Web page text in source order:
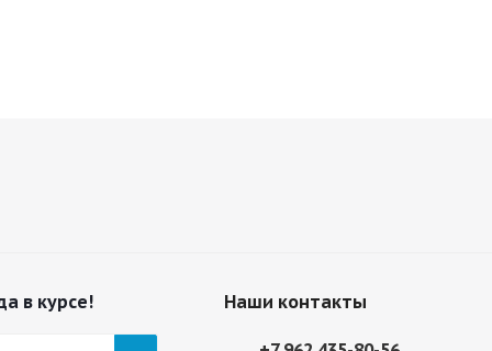
в курсе! Наши контакты